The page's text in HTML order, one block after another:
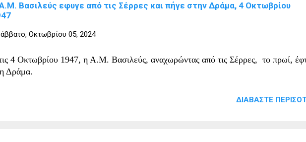
Βασιλεύς εφυγε από τις Σέρρες και πήγε στην Δράμα, 4 Οκτωβρίου
Οκτωβρίου 05, 2024
4 Οκτωβρίου 1947, η Α.Μ. Βασιλεύς, αναχωρώντας από τις Σέρρες, το πρωί,
Δράμα.
ΔΙΑΒΆΣΤΕ